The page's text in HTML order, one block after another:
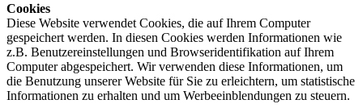
Cookies
Diese Website verwendet Cookies, die auf Ihrem Computer
gespeichert werden. In diesen Cookies werden Informationen wie
z.B. Benutzereinstellungen und Browseridentifikation auf Ihrem
Computer abgespeichert. Wir verwenden diese Informationen, um
die Benutzung unserer Website für Sie zu erleichtern, um statistische
Informationen zu erhalten und um Werbeeinblendungen zu steuern.